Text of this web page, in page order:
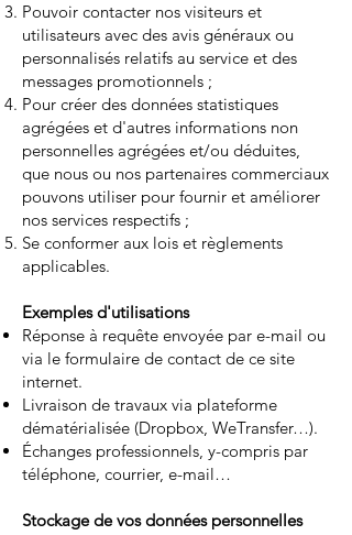
Pouvoir contacter nos visiteurs et
utilisateurs avec des avis généraux ou
personnalisés relatifs au service et des
messages promotionnels ;
Pour créer des données statistiques
agrégées et d'autres informations non
personnelles agrégées et/ou déduites,
que nous ou nos partenaires commerciaux
pouvons utiliser pour fournir et améliorer
nos services respectifs ;
Se conformer aux lois et règlements
applicables.
Exemples d'utilisations
Réponse à requête envoyée par e-mail ou
via le formulaire de contact de ce site
internet.
Livraison de travaux via plateforme
dématérialisée (Dropbox, WeTransfer…).
Échanges professionnels, y-compris par
téléphone, courrier, e-mail…
Stockage de vos données personnelles